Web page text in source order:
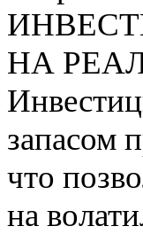
НА
запасом
что
на